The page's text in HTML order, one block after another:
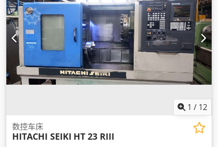
1 / 12
数控车床
HITACHI SEIKI HT 23 RIII